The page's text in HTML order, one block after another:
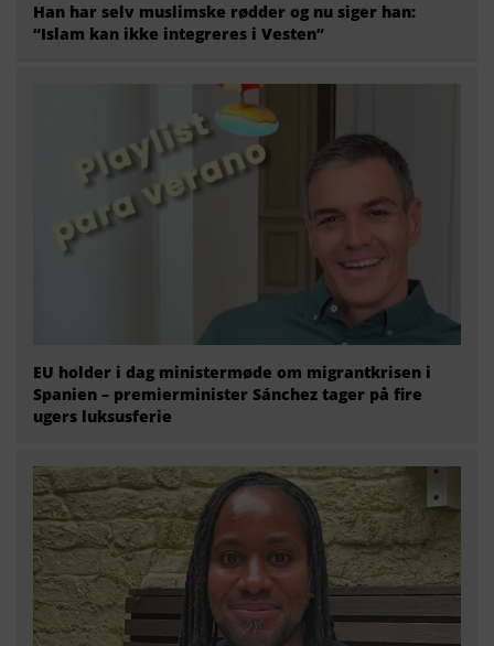
Han har selv muslimske rødder og nu siger han:
“Islam kan ikke integreres i Vesten”
EU holder i dag ministermøde om migrantkrisen i
Spanien – premierminister Sánchez tager på fire
ugers luksusferie